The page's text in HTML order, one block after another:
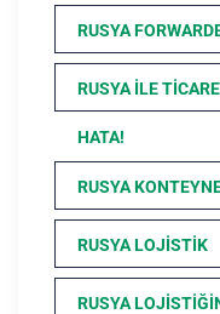
RUSYA
RUSYA ILE
HATA!
RUSYA
RUSYA LOJISTIK
RUSYA